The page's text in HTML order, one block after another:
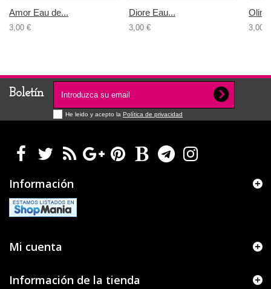
Amor Eau de...
3,00 €
Diore Eau...
3,00 € 3,00 €
Boletín
He leido y acepto la Política de privacidad
Información
Mi cuenta
Información de la tienda